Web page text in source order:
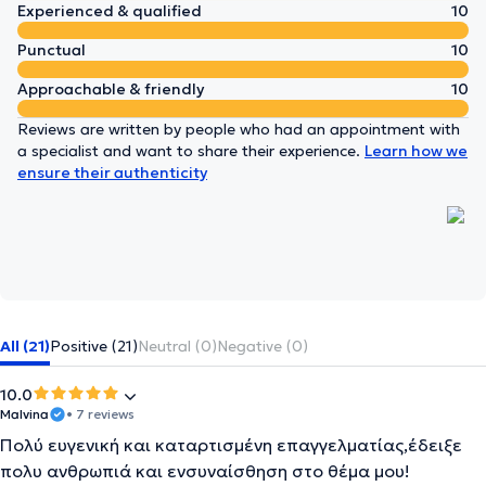
Experienced & qualified
10
Punctual
10
Approachable & friendly
10
Reviews are written by people who had an appointment with
a specialist and want to share their experience. Learn how we
ensure their authenticity
All (21)Positive (21)Neutral (0)Negative (0)
10.0
Malvina • 7 reviews
Πολύ ευγενική και καταρτισμένη επαγγελματίας,έδειξε
πολυ ανθρωπιά και ενσυναίσθηση στο θέμα μου!